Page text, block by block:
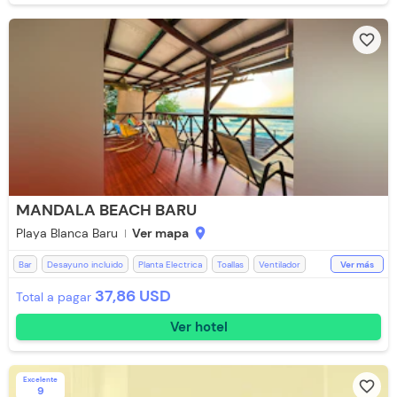
Teléfono
Baño Privado
Recepción de 24 horas
Aceptan Niños Toallas
Piscina
favorite_border
MANDALA BEACH BARU
Playa Blanca Baru Ver mapa location_on
Bar Desayuno incluido Planta Electrica Toallas Ventilador Ver más
Total a pagar 37,86 USD
Ver hotel
Excelente
9 favorite_border